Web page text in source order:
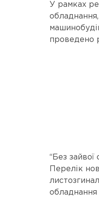
У рамках
проведено
“Без
Перелік
обладнання